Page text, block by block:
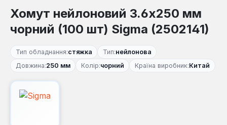
Хомут нейлоновий 3.6x250 мм
чорний (100 шт) Sigma (2502141)
Тип обладнання:стяжка Тип:нейлонова
Довжина:250 мм Колір:чорний Країна виробник:Китай